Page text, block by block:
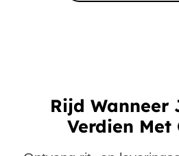
Rijd
Verdien Met